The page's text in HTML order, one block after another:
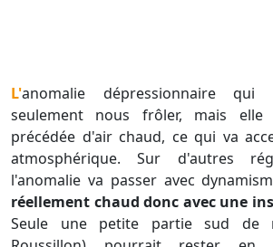
L'anomalie dépressionnaire qui en découle va
seulement nous frôler, mais elle
précédée d'air chaud, ce qui va
atmosphérique. Sur d'autres
l'anomalie va passer avec
réellement chaud donc avec une
Seule une petite partie sud de